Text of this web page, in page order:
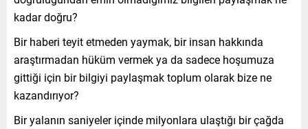
kadar doğru?
Bir haberi teyit etmeden yaymak, bir insan hakkında
araştırmadan hüküm vermek ya da sadece hoşumuza
gittiği için bir bilgiyi paylaşmak toplum olarak bize ne
kazandırıyor?
Bir yalanın saniyeler içinde milyonlara ulaştığı bir çağda